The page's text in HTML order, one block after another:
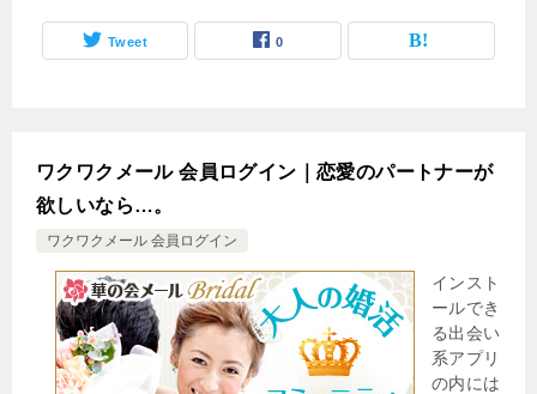
Tweet 0
ワクワクメール 会員ログイン｜恋愛のパートナーが
欲しいなら…。
ワクワクメール 会員ログイン
インスト
ールでき
る出会い
系アプリ
の内には